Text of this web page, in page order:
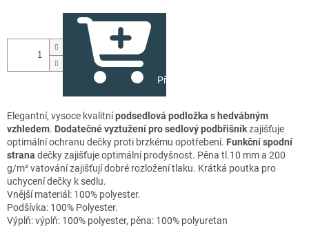
Přidat do košíku
Elegantní, vysoce kvalitnípodsedlová podložka s hedvábným
vzhledem. Dodatečné vyztužení pro sedlový podbřišníkzajišťuje
optimální ochranu dečky proti brzkému opotřebení. Funkční spodní
strana dečky zajišťuje optimální prodyšnost. Pěna tl.10 mm a 200
g/m² vatování zajišťují dobré rozložení tlaku. Krátká poutka pro
uchycení dečky k sedlu.
Vnější materiál: 100% polyester.
Podšívka: 100% Polyester.
Výplň: výplň: 100% polyester, pěna: 100% polyuretan